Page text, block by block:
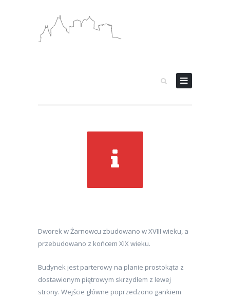
Dworek w Żarnowcu zbudowano w XVIII wieku, a
przebudowano z końcem XIX wieku.
Budynek jest parterowy na planie prostokąta z
dostawionym piętrowym skrzydłem z lewej
strony. Wejście główne poprzedzono gankiem